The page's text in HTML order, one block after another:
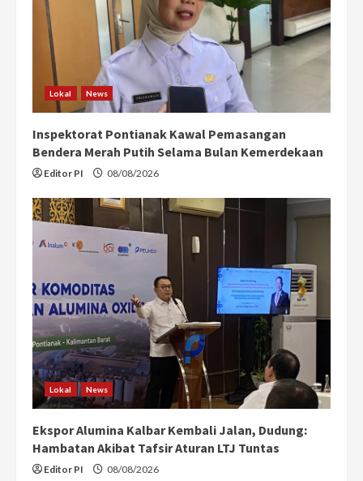
Lokal News
Inspektorat Pontianak Kawal Pemasangan
Bendera Merah Putih Selama Bulan Kemerdekaan
Editor PI 08/08/2026
Lokal News
Ekspor Alumina Kalbar Kembali Jalan, Dudung:
Hambatan Akibat Tafsir Aturan LTJ Tuntas
Editor PI 08/08/2026